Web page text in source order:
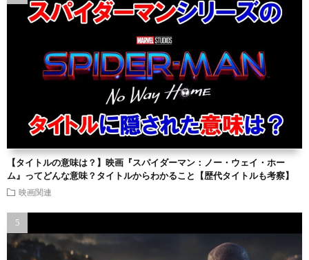
【タイトルの意味は？】映画『スパイダーマン：ノー・ウェイ・ホー
ム』ってどんな意味？タイトルからわかること【歴代タイトルも考察】
映画関連